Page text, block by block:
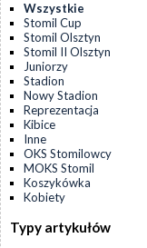
Wszystkie
Stomil Cup
Stomil Olsztyn
Stomil II Olsztyn
Juniorzy
Stadion
Nowy Stadion
Reprezentacja
Kibice
Inne
OKS Stomilowcy
MOKS Stomil
Koszykówka
Kobiety
Typy artykułów